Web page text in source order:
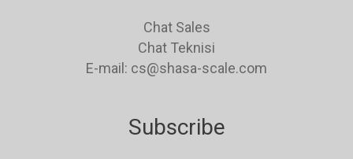
Chat Sales
Chat Teknisi
E-mail: cs@shasa-scale.com
Subscribe